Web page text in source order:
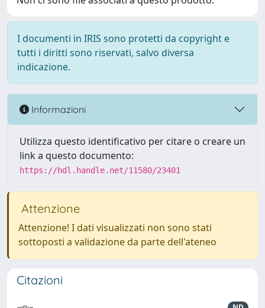
I documenti in IRIS sono protetti da copyright e
tutti i diritti sono riservati, salvo diversa
indicazione.
Informazioni
Utilizza questo identificativo per citare o creare un
link a questo documento:
https://hdl.handle.net/11580/23401
Attenzione
Attenzione! I dati visualizzati non sono stati
sottoposti a validazione da parte dell'ateneo
Citazioni